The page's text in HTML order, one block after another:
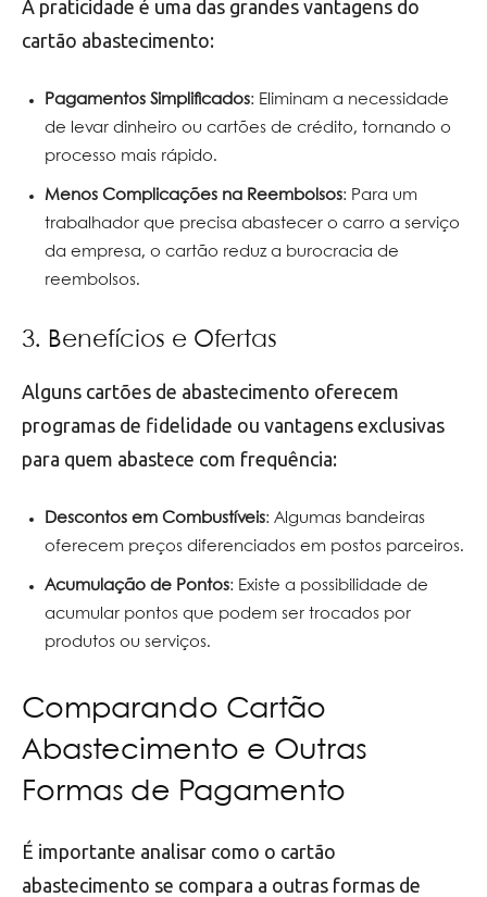
A praticidade é uma das grandes vantagens do
cartão abastecimento:
Pagamentos Simplificados: Eliminam a necessidade
de levar dinheiro ou cartões de crédito, tornando o
processo mais rápido.
Menos Complicações na Reembolsos: Para um
trabalhador que precisa abastecer o carro a serviço
da empresa, o cartão reduz a burocracia de
reembolsos.
3. Benefícios e Ofertas
Alguns cartões de abastecimento oferecem
programas de fidelidade ou vantagens exclusivas
para quem abastece com frequência:
Descontos em Combustíveis: Algumas bandeiras
oferecem preços diferenciados em postos parceiros.
Acumulação de Pontos: Existe a possibilidade de
acumular pontos que podem ser trocados por
produtos ou serviços.
Comparando Cartão
Abastecimento e Outras
Formas de Pagamento
É importante analisar como o cartão
abastecimento se compara a outras formas de